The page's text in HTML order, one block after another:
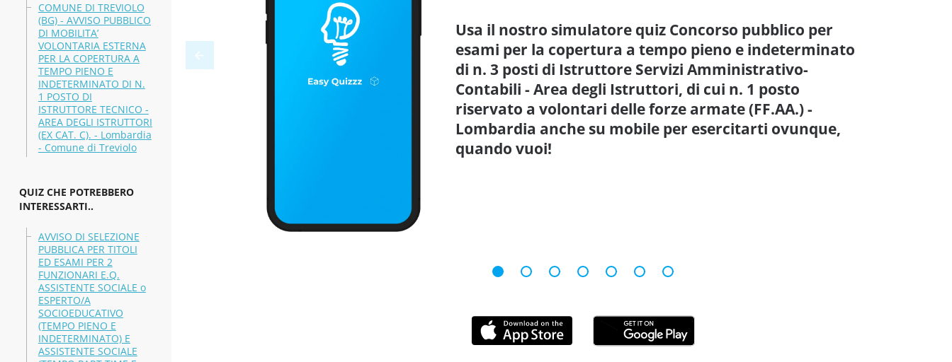
COMUNE DI TREVIOLO
(BG) - AVVISO PUBBLICO
DI MOBILITA’
VOLONTARIA ESTERNA
PER LA COPERTURA A
TEMPO PIENO E
INDETERMINATO DI N.
1 POSTO DI
ISTRUTTORE TECNICO -
AREA DEGLI ISTRUTTORI
(EX CAT. C). - Lombardia
- Comune di Treviolo
QUIZ CHE POTREBBERO
INTERESSARTI..
AVVISO DI SELEZIONE
PUBBLICA PER TITOLI
ED ESAMI PER 2
FUNZIONARI E.Q.
ASSISTENTE SOCIALE o
ESPERTO/A
SOCIOEDUCATIVO
(TEMPO PIENO E
INDETERMINATO) E
ASSISTENTE SOCIALE
Usa il nostro simulatore quiz Concorso pubblico per
esami per la copertura a tempo pieno e indeterminato
di n. 3 posti di Istruttore Servizi Amministrativo-
Contabili - Area degli Istruttori, di cui n. 1 posto
riservato a volontari delle forze armate (FF.AA.) -
Lombardia anche su mobile per esercitarti ovunque,
quando vuoi!